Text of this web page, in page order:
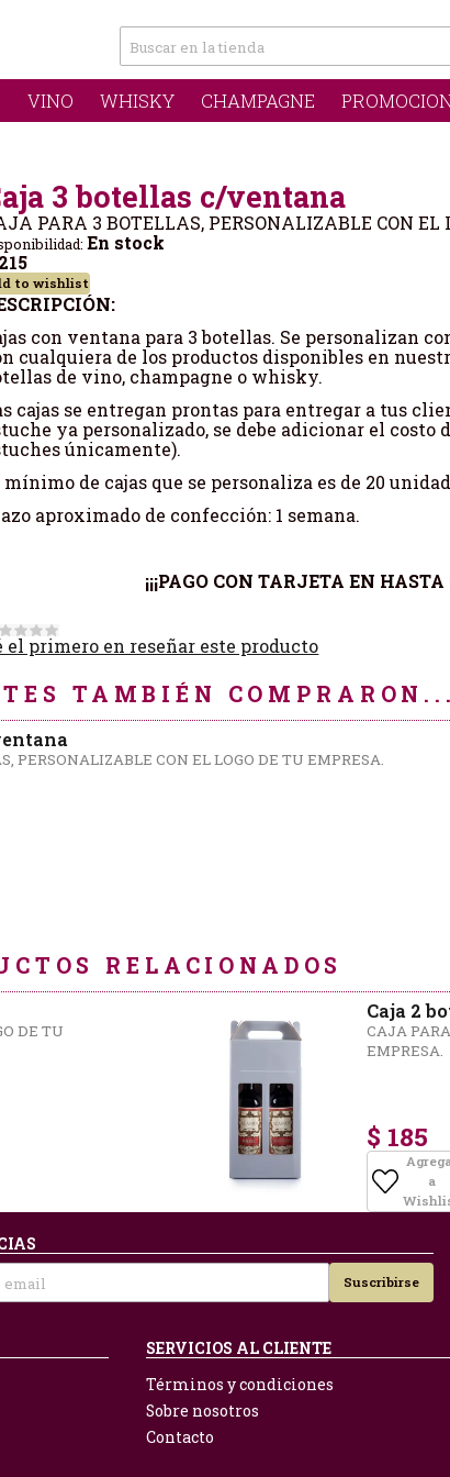
VINO WHISKY CHAMPAGNE
3 botellas c/ventana
PARA 3 BOTELLAS, PERSONALIZABLE CON EL
En stock
to wishlist
con ventana para 3 botellas. Se personalizan
cualquiera de los productos disponibles en
de vino, champagne o whisky.
cajas se entregan prontas para entregar a tus
ya personalizado, se debe adicionar el costo
únicamente).
mínimo de cajas que se personaliza es de 20
aproximado de confección: 1 semana.
¡¡¡PAGO CON TARJETA EN
el primero en reseñar este producto
TAMBIÉN COMPRARON...
PERSONALIZABLE CON EL LOGO DE TU EMPRESA.
RELACIONADOS
DE TU
Caja 2
CAJA
EMPRESA.
$ 185
a
Suscribirse
SERVICIOS AL CLIENTE
Términos y condiciones
Sobre nosotros
Contacto